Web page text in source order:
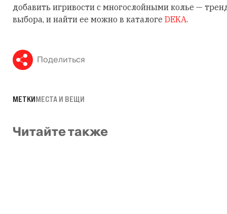
добавить игривости с многослойными колье —
выбора, и найти ее можно в каталоге DEKA.
Поделиться
МЕТКИМЕСТА И ВЕЩИ
Читайте также